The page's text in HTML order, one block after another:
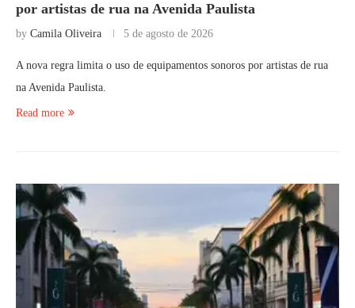
por artistas de rua na Avenida Paulista
by Camila Oliveira 5 de agosto de 2026
A nova regra limita o uso de equipamentos sonoros por artistas de rua
na Avenida Paulista.
Read more